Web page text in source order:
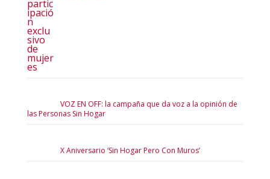
VOZ EN OFF: la campaña que da voz a la opinión de
las Personas Sin Hogar
X Aniversario ‘Sin Hogar Pero Con Muros’